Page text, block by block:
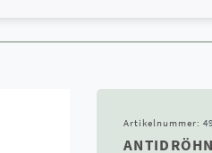
Artikelnummer: